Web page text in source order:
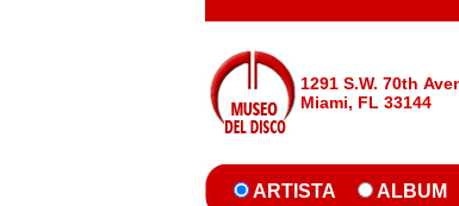
1291 S.W. 70th
Miami, FL 33144
ARTISTA ALBUM